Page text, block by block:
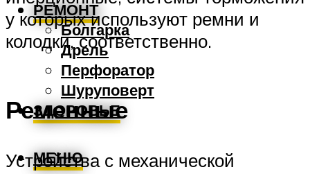
РЕМОНТ
Болгарка
Дрель
Перфоратор
Шуруповерт
ЗДОРОВЬЕ
МЕНЮ
у которых используют ремни и
колодки, соответственно.
Ременные
Устройства с механической